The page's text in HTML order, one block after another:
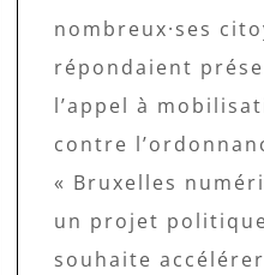
nombreux·ses
répondaient
l’appel à
contre
« Bruxelles
un projet
souhaite